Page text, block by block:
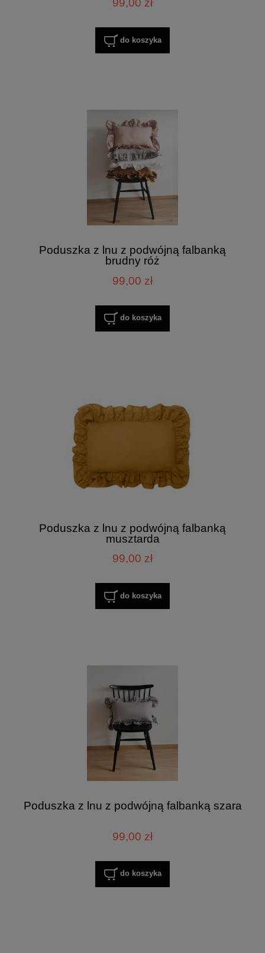
99,00 zł
do koszyka
Poduszka z lnu z podwójną falbanką
brudny róż
99,00 zł
do koszyka
Poduszka z lnu z podwójną falbanką
musztarda
99,00 zł
do koszyka
Poduszka z lnu z podwójną falbanką szara
99,00 zł
do koszyka